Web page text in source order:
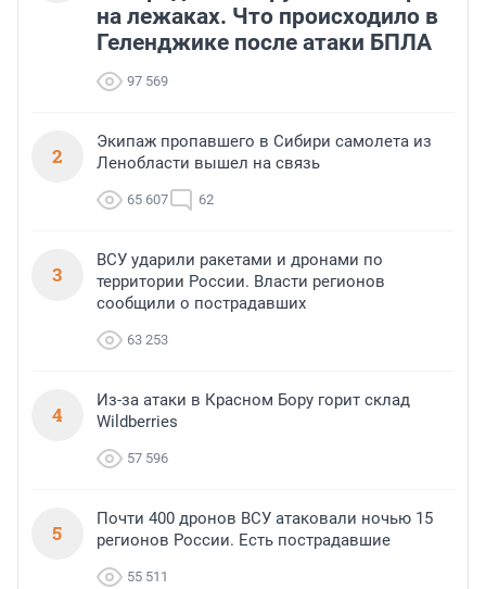
на лежаках. Что происходило в
Геленджике после атаки БПЛА
97 569
2
Экипаж пропавшего в Сибири самолета из
Ленобласти вышел на связь
65 607 62
3
ВСУ ударили ракетами и дронами по
территории России. Власти регионов
сообщили о пострадавших
63 253
4
Из-за атаки в Красном Бору горит склад
Wildberries
57 596
5
Почти 400 дронов ВСУ атаковали ночью 15
регионов России. Есть пострадавшие
55 511